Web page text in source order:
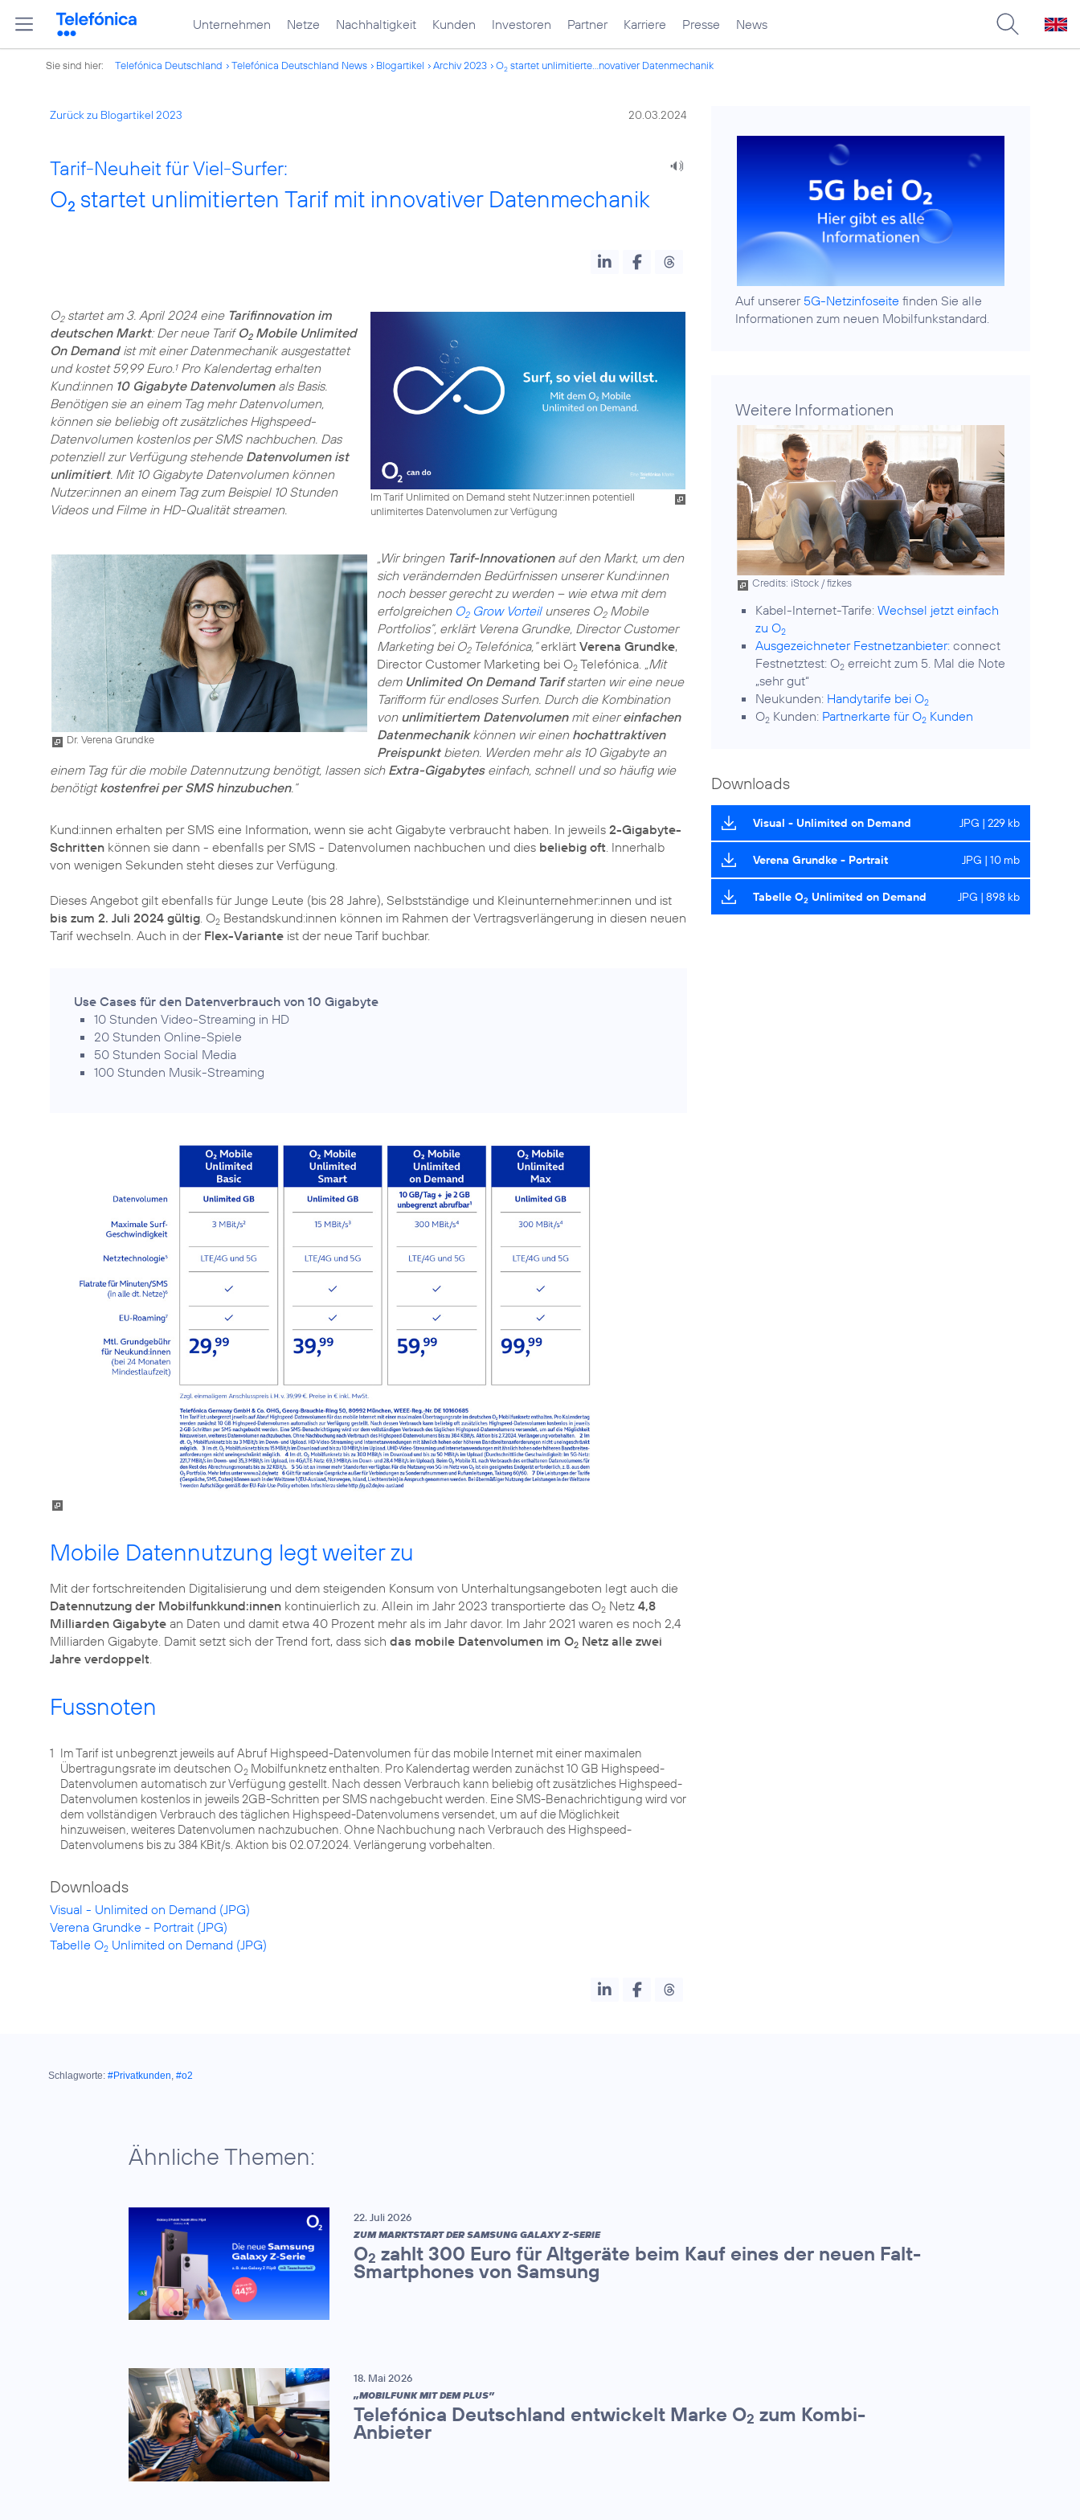
Unternehmen Netze Nachhaltigkeit Kunden Investoren Partner Karriere Presse News
Sie sind hier: Telefónica Deutschland Telefónica Deutschland News Blogartikel Archiv 2023 O2 startet unlimitierte...novativer Datenmechanik
Zurück zu Blogartikel 2023 20.03.2024
Tarif-Neuheit für Viel-Surfer:
O2 startet unlimitierten Tarif mit innovativer Datenmechanik
Im Tarif Unlimited on Demand steht Nutzer:innen potentiell
unlimitertes Datenvolumen zur Verfügung
O2startet am 3. April 2024 eine Tarifinnovation im
deutschen Markt: Der neue Tarif O2Mobile Unlimited
On Demandist mit einer Datenmechanik ausgestattet
und kostet 59,99 Euro.1Pro Kalendertag erhalten
Kund:innen 10 Gigabyte Datenvolumenals Basis.
Benötigen sie an einem Tag mehr Datenvolumen,
können sie beliebig oft zusätzliches Highspeed-
Datenvolumen kostenlos per SMS nachbuchen. Das
potenziell zur Verfügung stehende Datenvolumen ist
unlimitiert. Mit 10 Gigabyte Datenvolumen können
Nutzer:innen an einem Tag zum Beispiel 10 Stunden
Videos und Filme in HD-Qualität streamen.
Dr. Verena Grundke
„Wir bringen Tarif-Innovationenauf den Markt, um den
sich verändernden Bedürfnissen unserer Kund:innen
noch besser gerecht zu werden – wie etwa mit dem
erfolgreichen O2Grow Vorteilunseres O2Mobile
Portfolios”, erklärt Verena Grundke, Director Customer
Marketing bei O2Telefónica,“erklärt Verena Grundke,
Director Customer Marketing bei O2Telefónica.
„Mit
dem Unlimited On Demand Tarifstarten wir eine neue
Tarifform für endloses Surfen. Durch die Kombination
von unlimitiertem Datenvolumenmit einereinfachen
Datenmechanikkönnen wir einen hochattraktiven
Preispunktbieten. Werden mehr als 10 Gigabyte an
einem Tag für die mobile Datennutzung benötigt, lassen sich Extra-Gigabyteseinfach, schnell und so häufig wie
benötigtkostenfrei per SMS hinzubuchen.“
Kund:innen erhalten per SMS eine Information, wenn sie acht Gigabyte verbraucht haben. In jeweils 2-Gigabyte-
Schritten können sie dann - ebenfalls per SMS - Datenvolumen nachbuchen und dies beliebig oft . Innerhalb
von wenigen Sekunden steht dieses zur Verfügung.
Dieses Angebot gilt ebenfalls für Junge Leute (bis 28 Jahre), Selbstständige und Kleinunternehmer:innen und ist
bis zum 2. Juli 2024 gültig . O2 Bestandskund:innen können im Rahmen der Vertragsverlängerung in diesen neuen
Tarif wechseln. Auch in der Flex-Variante ist der neue Tarif buchbar.
Use Cases für den Datenverbrauch von 10 Gigabyte
10 Stunden Video-Streaming in HD
20 Stunden Online-Spiele
50 Stunden Social Media
100 Stunden Musik-Streaming
Mobile Datennutzung legt weiter zu
Mit der fortschreitenden Digitalisierung und dem steigenden Konsum von Unterhaltungsangeboten legt auch die
Datennutzung der Mobilfunkkund:innen kontinuierlich zu. Allein im Jahr 2023 transportierte das O2 Netz 4,8
Milliarden Gigabyte an Daten und damit etwa 40 Prozent mehr als im Jahr davor. Im Jahr 2021 waren es noch 2,4
Milliarden Gigabyte. Damit setzt sich der Trend fort, dass sich das mobile Datenvolumen im O2 Netz alle zwei
Jahre verdoppelt
Fussnoten
1 Im Tarif ist unbegrenzt jeweils auf Abruf Highspeed-Datenvolumen für das mobile Internet mit einer maximalen
Übertragungsrate im deutschen O2 Mobilfunknetz enthalten. Pro Kalendertag werden zunächst 10 GB Highspeed-
Datenvolumen automatisch zur Verfügung gestellt. Nach dessen Verbrauch kann beliebig oft zusätzliches Highspeed-
Datenvolumen kostenlos in jeweils 2GB-Schritten per SMS nachgebucht werden. Eine SMS-Benachrichtigung wird vor
dem vollständigen Verbrauch des täglichen Highspeed-Datenvolumens versendet, um auf die Möglichkeit
hinzuweisen, weiteres Datenvolumen nachzubuchen. Ohne Nachbuchung nach Verbrauch des Highspeed-
Datenvolumens bis zu 384 KBit/s. Aktion bis 02.07.2024. Verlängerung vorbehalten.
Downloads
Visual - Unlimited on Demand (JPG)
Verena Grundke - Portrait (JPG)
Tabelle O2 Unlimited on Demand (JPG)
Auf unserer 5G-Netzinfoseite finden Sie alle
Informationen zum neuen Mobilfunkstandard.
Weitere Informationen
Credits: iStock / fizkes
Kabel-Internet-Tarife:Wechsel jetzt einfach
zu O2
Ausgezeichneter Festnetzanbieter: connect
Festnetztest: O2 erreicht zum 5. Mal die Note
„sehr gut“
Neukunden: Handytarife bei O2
O2 Kunden: Partnerkarte für O2 Kunden
Downloads
Visual - Unlimited on Demand JPG | 229 kb
Verena Grundke - Portrait JPG | 10 mb
Tabelle O2 Unlimited on Demand JPG | 898 kb
Schlagworte: #Privatkunden, #o2
Ähnliche Themen:
22. Juli 2026
ZUM MARKTSTART DER SAMSUNG GALAXY Z-SERIE
O2 zahlt 300 Euro für Altgeräte beim Kauf eines der neuen Falt-
Smartphones von Samsung
18. Mai 2026
„MOBILFUNK MIT DEM PLUS”
Telefónica Deutschland entwickelt Marke O2 zum Kombi-
Anbieter